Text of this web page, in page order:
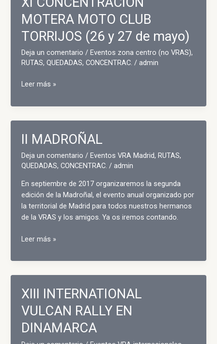
MOTOS
CLASICAS
EN
ALCALÁ
HENARES
MOTERA MOTO CLUB
TORRIJOS (26 y 27 de mayo)
Deja un comentario /Eventos zona centro (no VRAS),
RUTAS, QUEDADAS, CONCENTRAC. /admin
XI
MOTERA
TORRIJOS
(26
y
de
mayo)
Leer más »
II MADROÑAL
Deja un comentario /Eventos VRA Madrid,RUTAS,
QUEDADAS, CONCENTRAC. /admin
En septiembre de 2017 organizaremos la segunda
edición de la Madroñal, el evento anual organizado por
la territorial de Madrid para todos nuestros hermanos
de la VRAS y los amigos. Ya os iremos contando.
II
Leer más »
XIII INTERNATIONAL
VULCAN RALLY EN
DINAMARCA